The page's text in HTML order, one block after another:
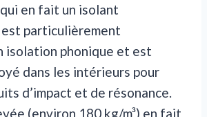
en fait un isolant
particulièrement
isolation phonique et est
dans les intérieurs pour
d’impact et de résonance.
(environ 180 kg/m³) en fait